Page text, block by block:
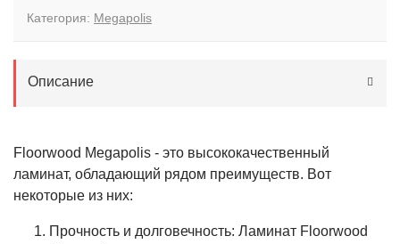
Категория: Megapolis
Описание
Floorwood Megapolis - это высококачественный
ламинат, обладающий рядом преимуществ. Вот
некоторые из них:
Прочность и долговечность: Ламинат Floorwood